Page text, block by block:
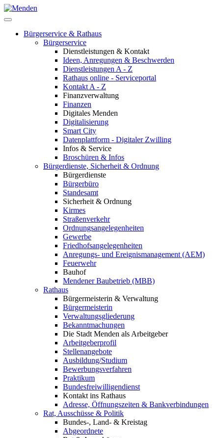
Bürgerservice & Rathaus
Bürgerservice
Dienstleistungen & Kontakt
Ideen, Anregungen & Beschwerden
Dienstleistungen A - Z
Rathaus online - Serviceportal
Kontakt A - Z
Finanzverwaltung
Finanzen
Digitales Menden
Digitalisierung
Smart City
Datenplattform - Digitaler Zwilling
Infos & Service
Broschüren & Infos
Bürgerdienste, Sicherheit & Ordnung
Bürgerdienste
Bürgerbüro
Standesamt
Sicherheit & Ordnung
Kirmes
Straßenverkehr
Ordnungsangelegenheiten
Gewerbe
Friedhofsangelegenheiten
Anregungs- und Ereignismanagement (AEM)
Feuerwehr
Bauhof
Mendener Baubetrieb (MBB)
Rathaus
Bürgermeisterin & Verwaltung
Bürgermeisterin
Verwaltungsgliederung
Bekanntmachungen
Die Stadt Menden als Arbeitgeber
Arbeitgeberprofil
Stellenangebote
Ausbildung/Studium
Bewerbungsverfahren
Praktikum
Bundesfreiwilligendienst
Kontakt ins Rathaus
Adresse, Öffnungszeiten & Bankverbindungen
Rat, Ausschüsse & Politik
Bundes-, Land- & Kreistag
Abgeordnete